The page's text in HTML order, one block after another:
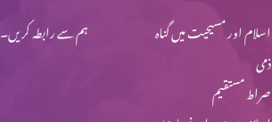
ہم سے رابطہ کریں۔
اسلام اور مسیحیت میں گناہ
ذمی
صراط مستقیم